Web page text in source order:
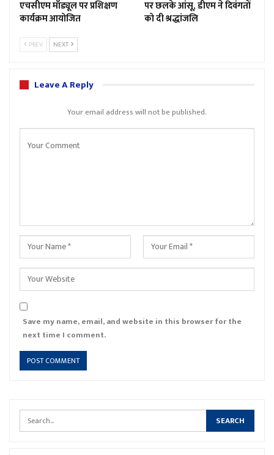
एचसीएम मॉड्यूल पर प्रशिक्षण
कार्यक्रम आयोजित
पर छलके आंसू, डीएम ने दिवंगतों
को दी श्रद्धांजलि
PREV NEXT
Leave A Reply
Your email address will not be published.
Save my name, email, and website in this browser for the
next time I comment.